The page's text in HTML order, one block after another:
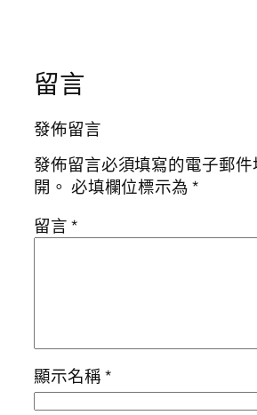
留言
發佈留言
發佈留言必須填寫的電子郵
開。 必填欄位標示為*
留言*
顯示名稱*